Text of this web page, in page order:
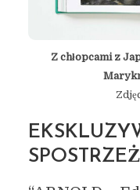
Z chłopcami z